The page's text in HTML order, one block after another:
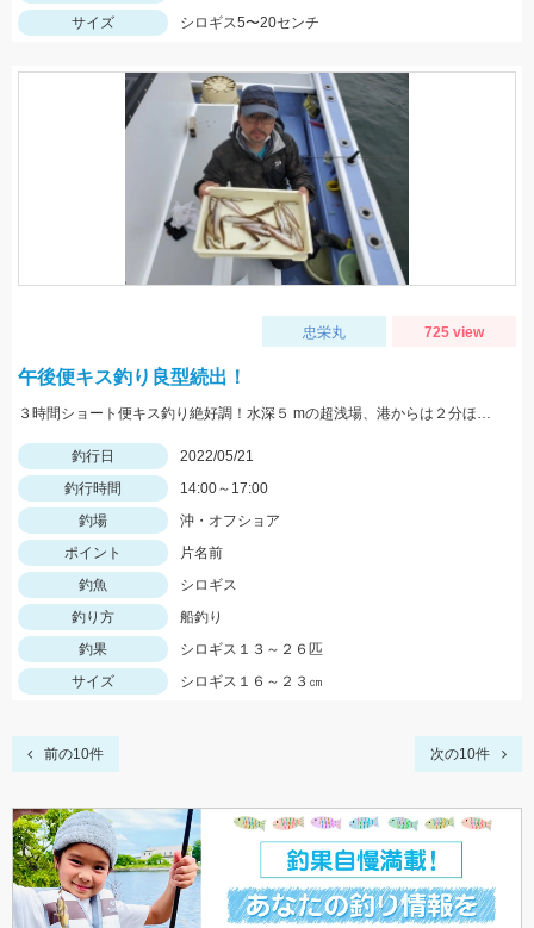
サイズ
シロギス5〜20センチ
忠栄丸 725 view
午後便キス釣り良型続出！
３時間ショート便キス釣り絶好調！水深５ mの超浅場、港からは２分ほどの片名前が凄い！午後便キス釣り予約受付中です
釣行日
2022/05/21
釣行時間
14:00～17:00
釣場
沖・オフショア
ポイント
片名前
釣魚
シロギス
釣り方
船釣り
釣果
シロギス１３～２６匹
サイズ
シロギス１６～２３㎝
前の10件 次の10件